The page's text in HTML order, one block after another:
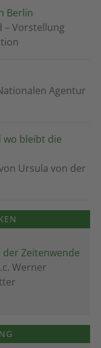
Berlin
– Vorstellung
Agentur
wo bleibt die
Ursula von der
Zeitenwende
Werner